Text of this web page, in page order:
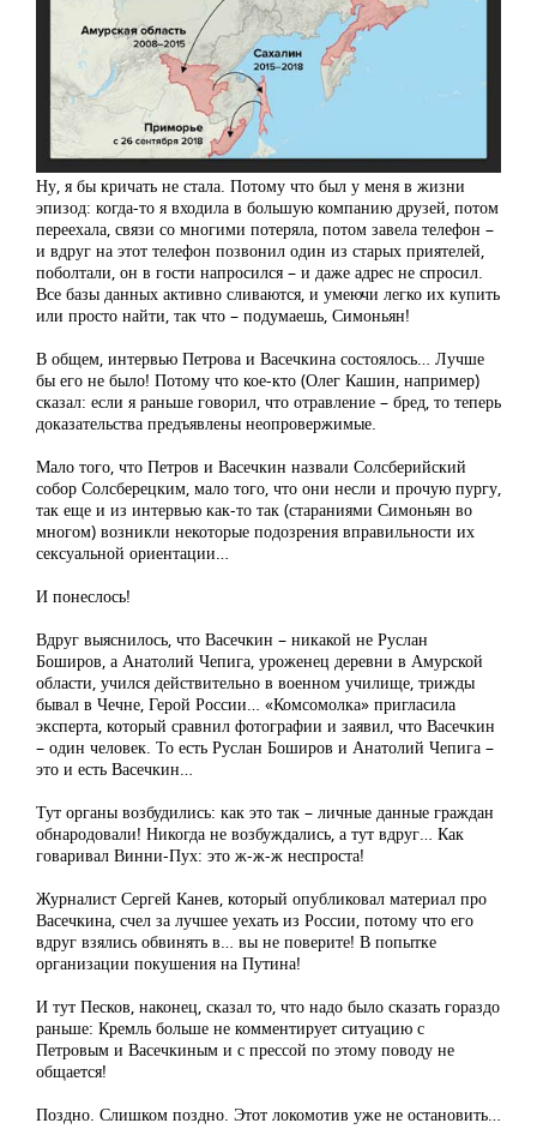
Ну, я бы кричать не стала. Потому что был у меня в жизни
эпизод: когда-то я входила в большую компанию друзей, потом
переехала, связи со многими потеряла, потом завела телефон –
и вдруг на этот телефон позвонил один из старых приятелей,
поболтали, он в гости напросился – и даже адрес не спросил.
Все базы данных активно сливаются, и умеючи легко их купить
или просто найти, так что – подумаешь, Симоньян!
В общем, интервью Петрова и Васечкина состоялось… Лучше
бы его не было! Потому что кое-кто (Олег Кашин, например)
сказал: если я раньше говорил, что отравление – бред, то теперь
доказательства предъявлены неопровержимые.
Мало того, что Петров и Васечкин назвали Солсберийский
собор Солсберецким, мало того, что они несли и прочую пургу,
так еще и из интервью как-то так (стараниями Симоньян во
многом) возникли некоторые подозрения вправильности их
сексуальной ориентации…
И понеслось!
Вдруг выяснилось, что Васечкин – никакой не Руслан
Боширов, а Анатолий Чепига, уроженец деревни в Амурской
области, учился действительно в военном училище, трижды
бывал в Чечне, Герой России… «Комсомолка» пригласила
эксперта, который сравнил фотографии и заявил, что Васечкин
– один человек. То есть Руслан Боширов и Анатолий Чепига –
это и есть Васечкин…
Тут органы возбудились: как это так – личные данные граждан
обнародовали! Никогда не возбуждались, а тут вдруг… Как
говаривал Винни-Пух: это ж-ж-ж неспроста!
Журналист Сергей Канев, который опубликовал материал про
Васечкина, счел за лучшее уехать из России, потому что его
вдруг взялись обвинять в… вы не поверите! В попытке
организации покушения на Путина!
И тут Песков, наконец, сказал то, что надо было сказать гораздо
раньше: Кремль больше не комментирует ситуацию с
Петровым и Васечкиным и с прессой по этому поводу не
общается!
Поздно. Слишком поздно. Этот локомотив уже не остановить…